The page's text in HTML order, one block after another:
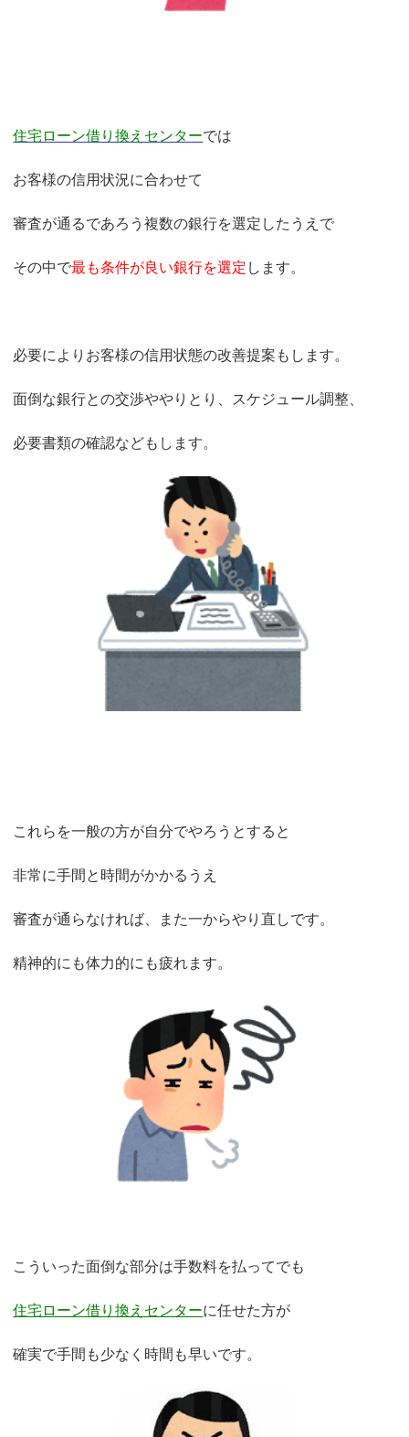
住宅ローン借り換えセンターでは
お客様の信用状況に合わせて
審査が通るであろう複数の銀行を選定したうえで
その中で最も条件が良い銀行を選定 します。
必要によりお客様の信用状態の改善提案もします。
面倒な銀行との交渉ややりとり、スケジュール調整、
必要書類の確認などもします。
これらを一般の方が自分でやろうとすると
非常に手間と時間がかかるうえ
審査が通らなければ、また一からやり直しです。
精神的にも体力的にも疲れます。
こういった面倒な部分は手数料を払ってでも
住宅ローン借り換えセンターに任せた方が
確実で手間も少なく時間も早いです。